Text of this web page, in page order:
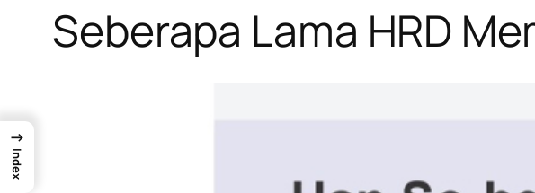
Seberapa Lama HRD
→
Index